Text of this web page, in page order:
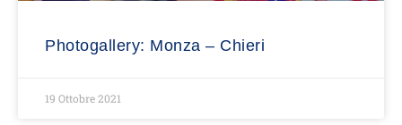
Photogallery: Monza – Chieri
19 Ottobre 2021